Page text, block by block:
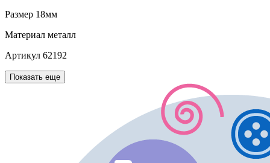
Размер 18мм
Материал металл
Артикул 62192
Показать еще